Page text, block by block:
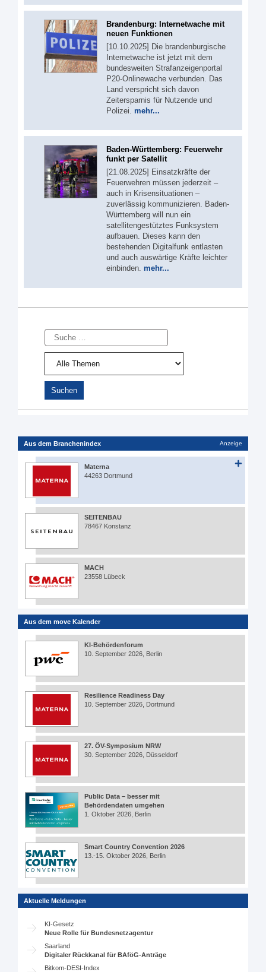
Brandenburg: Internetwache mit
neuen Funktionen
[10.10.2025] Die brandenburgische
Internetwache ist jetzt mit dem
bundesweiten Strafanzeigenportal
P20-Onlinewache verbunden. Das
Land verspricht sich davon
Zeitersparnis für Nutzende und
Polizei. mehr...
Baden-Württemberg: Feuerwehr
funkt per Satellit
[21.08.2025] Einsatzkräfte der
Feuerwehren müssen jederzeit –
auch in Krisensituationen –
zuverlässig kommunizieren. Baden-
Württemberg will nun ein
satellitengestütztes Funksystem
aufbauen. Dieses kann den
bestehenden Digitalfunk entlasten
und auch auswärtige Kräfte leichter
einbinden. mehr...
Suche
Aus dem Branchenindex Anzeige
Materna
44263 Dortmund
SEITENBAU
78467 Konstanz
MACH
23558 Lübeck
Aus dem move Kalender
KI-Behördenforum
10. September 2026, Berlin
Resilience Readiness Day
10. September 2026, Dortmund
27. ÖV-Symposium NRW
30. September 2026, Düsseldorf
Public Data – besser mit
Behördendaten umgehen
1. Oktober 2026, Berlin
Smart Country Convention 2026
13.-15. Oktober 2026, Berlin
Aktuelle Meldungen
KI-Gesetz
Neue Rolle für Bundesnetzagentur
Saarland
Digitaler Rückkanal für BAföG-Anträge
Bitkom-DESI-Index